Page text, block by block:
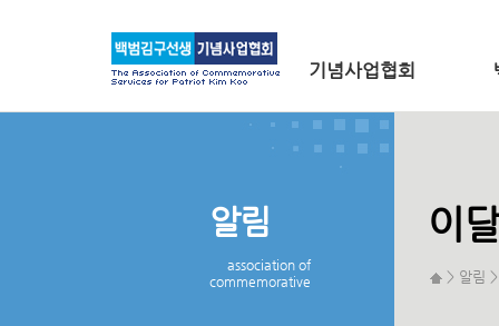
기념사업협회
알림
association of
commemorative
이
> 알림